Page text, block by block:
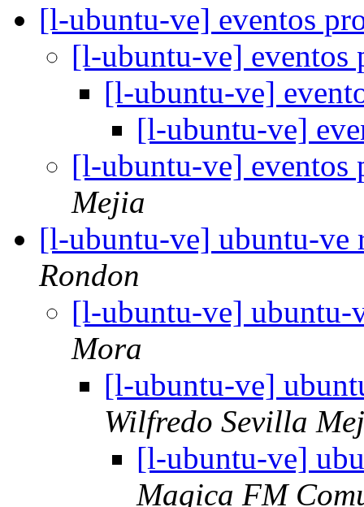
[l-ubuntu-ve] eventos
[l-ubuntu-ve]
[l-ubuntu-ve]
[l-ubuntu-ve]
[l-ubuntu-ve]
Mejia
[l-ubuntu-ve] ubuntu-ve
Rondon
[l-ubuntu-ve] ubuntu-
Mora
[l-ubuntu-ve]
Wilfredo Sevilla
[l-ubuntu-ve]
Magica FM